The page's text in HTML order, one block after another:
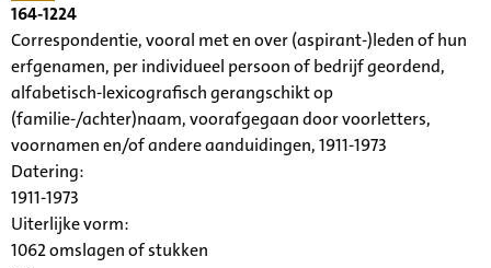
164-1224
Correspondentie, vooral met en over (aspirant-)leden of hun
erfgenamen, per individueel persoon of bedrijf geordend,
alfabetisch-lexicografisch gerangschikt op
(familie-/achter)naam, voorafgegaan door voorletters,
voornamen en/of andere aanduidingen, 1911-1973
Datering:
1911-1973
Uiterlijke vorm:
1062 omslagen of stukken